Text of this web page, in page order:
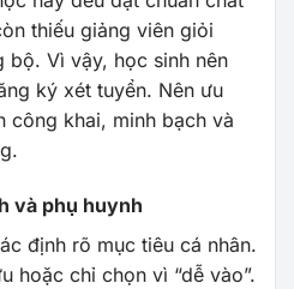
thiếu giảng viên giỏi
bộ. Vì vậy, học sinh nên
ký xét tuyển. Nên ưu
công khai, minh bạch và
và phụ huynh
định rõ mục tiêu cá nhân.
hoặc chỉ chọn vì “dễ vào”.